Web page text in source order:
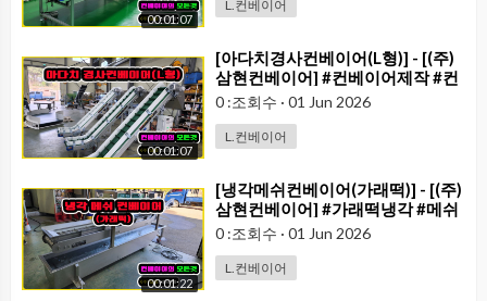
00:01:07
L.컨베이어
00:01:07
⁣[아다치경사컨베이어(L형)] - [(주)
삼현컨베이어] #컨베이어제작 #컨
베이어 #콘베어 #conveyor
0 :조회수 · 01 Jun 2026
L.컨베이어
00:01:22
⁣[냉각메쉬컨베이어(가래떡)] - [(주)
삼현컨베이어] #가래떡냉각 #메쉬
컨베이어
0 :조회수 · 01 Jun 2026
L.컨베이어